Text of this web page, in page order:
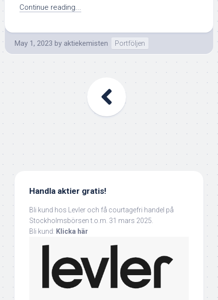
Continue reading...
May 1, 2023 by aktiekemisten Portföljen
Handla aktier gratis!
Bli kund hos Levler och få courtagefri handel på
Stockholmsbörsen t.o.m. 31 mars 2025.
Bli kund: Klicka här